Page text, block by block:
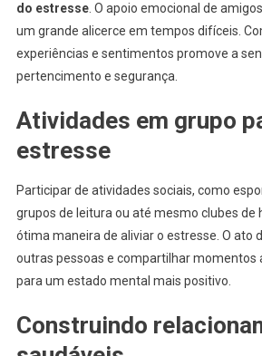
do estresse. O apoio emocional de
um grande alicerce em tempos difíceis.
experiências e sentimentos promove a
pertencimento e segurança.
Atividades em grupo
estresse
Participar de atividades sociais, como
grupos de leitura ou até mesmo clubes de
ótima maneira de aliviar o estresse. O ato
outras pessoas e compartilhar momentos
para um estado mental mais positivo.
Construindo